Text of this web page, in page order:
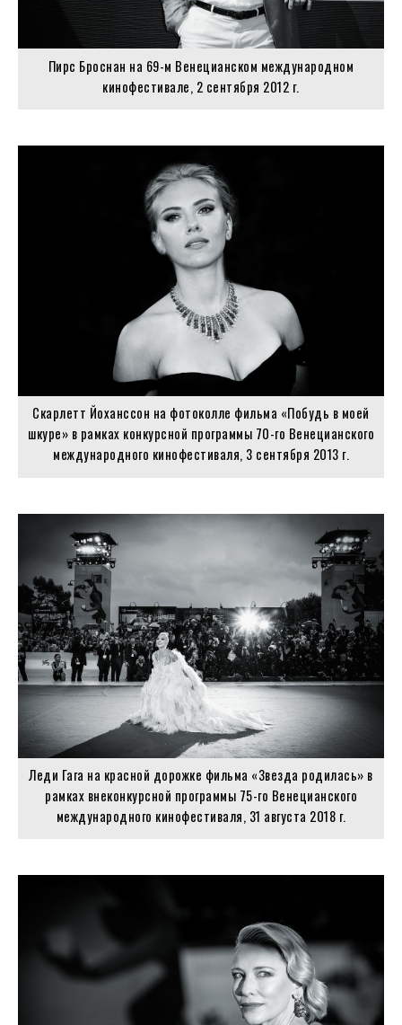
Пирс Броснан на 69-м Венецианском международном
кинофестивале, 2 сентября 2012 г.
Скарлетт Йоханссон на фотоколле фильма «Побудь в моей
шкуре» в рамках конкурсной программы 70-го Венецианского
международного кинофестиваля, 3 сентября 2013 г.
Леди Гага на красной дорожке фильма «Звезда родилась» в
рамках внеконкурсной программы 75-го Венецианского
международного кинофестиваля, 31 августа 2018 г.